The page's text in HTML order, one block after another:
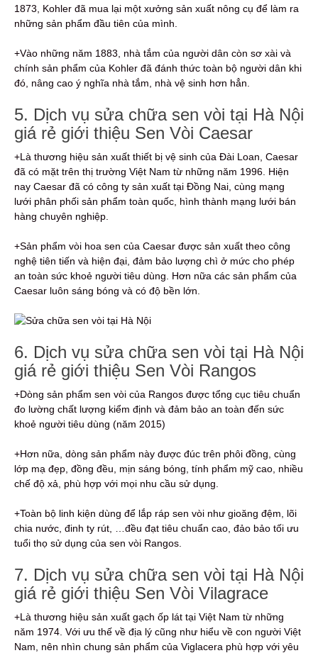
1873, Kohler đã mua lại một xưởng sản xuất nông cụ để làm ra
những sản phẩm đầu tiên của mình.
+Vào những năm 1883, nhà tắm của người dân còn sơ xài và
chính sản phẩm của Kohler đã đánh thức toàn bộ người dân khi
đó, nâng cao ý nghĩa nhà tắm, nhà vệ sinh hơn hẳn.
5. Dịch vụ sửa chữa sen vòi tại Hà Nội
giá rẻ giới thiệu Sen Vòi Caesar
+Là thương hiệu sản xuất thiết bị vệ sinh của Đài Loan, Caesar
đã có mặt trên thị trường Việt Nam từ những năm 1996. Hiện
nay Caesar đã có công ty sản xuất tại Đồng Nai, cùng mạng
lưới phân phối sản phẩm toàn quốc, hình thành mạng lưới bán
hàng chuyên nghiệp.
+Sản phẩm vòi hoa sen của Caesar được sản xuất theo công
nghệ tiên tiến và hiện đại, đảm bảo lượng chì ở mức cho phép
an toàn sức khoẻ người tiêu dùng. Hơn nữa các sản phẩm của
Caesar luôn sáng bóng và có độ bền lớn.
6. Dịch vụ sửa chữa sen vòi tại Hà Nội
giá rẻ giới thiệu Sen Vòi Rangos
+Dòng sản phẩm sen vòi của Rangos được tổng cục tiêu chuẩn
đo lường chất lượng kiểm định và đảm bảo an toàn đến sức
khoẻ người tiêu dùng (năm 2015)
+Hơn nữa, dòng sản phẩm này được đúc trên phôi đồng, cùng
lớp mạ đẹp, đồng đều, mịn sáng bóng, tính phẩm mỹ cao, nhiều
chế độ xả, phù hợp với mọi nhu cầu sử dụng.
+Toàn bộ linh kiện dùng để lắp ráp sen vòi như gioăng đệm, lõi
chia nước, đinh ty rút, …đều đạt tiêu chuẩn cao, đảo bảo tối ưu
tuổi thọ sử dụng của sen vòi Rangos.
7. Dịch vụ sửa chữa sen vòi tại Hà Nội
giá rẻ giới thiệu Sen Vòi Vilagrace
+Là thương hiệu sản xuất gạch ốp lát tại Việt Nam từ những
năm 1974. Với ưu thế về địa lý cũng như hiểu về con người Việt
Nam, nên nhìn chung sản phẩm của Viglacera phù hợp với yêu